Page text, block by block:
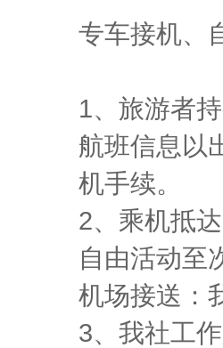
专车接机、
1、旅游者
航班信息以
机手续。
2、乘机抵
自由活动至
机场接送：
3、我社工